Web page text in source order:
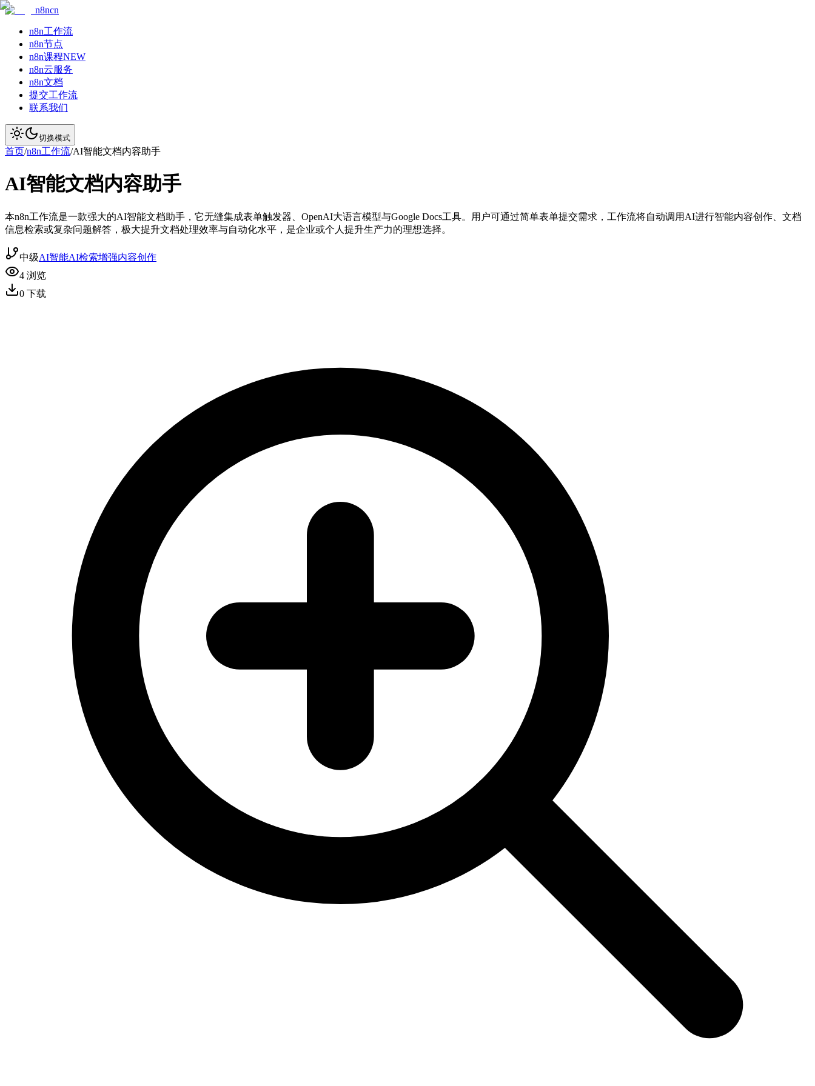
n8ncn
n8n工作流
n8n节点
n8n课程NEW
n8n云服务
n8n文档
提交工作流
联系我们
切换模式
首页/n8n工作流/AI智能文档内容助手
AI智能文档内容助手
本n8n工作流是一款强大的AI智能文档助手，它无缝集成表单触发器、OpenAI大语言模型与Google Docs工具。用户可通过简单表单提交需求，工作流将自动调用AI进行智能内容创作、文档
信息检索或复杂问题解答，极大提升文档处理效率与自动化水平，是企业或个人提升生产力的理想选择。
中级AI智能AI检索增强内容创作
4 浏览
0 下载